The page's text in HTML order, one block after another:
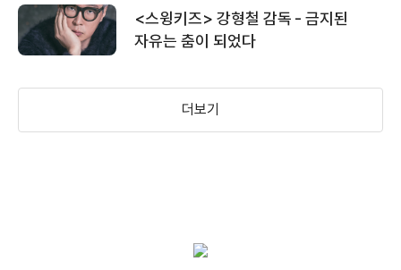
(1986)
배우
(1985)
배우(레이몬드)
(1984)
배우(샌드맨 윌리엄스)
(1981)
배우(휘팅톤)
배우(티 본)
배우(렌 메디슨 주니어)
배우
<스윙키즈> 강형철 감독 - 금지된
자유는 춤이 되었다
더보기